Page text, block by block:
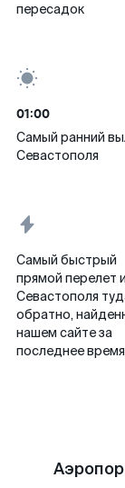
пересадок
01:00
Самый ранний
Севастополя
Самый быстрый
прямой перелет
Севастополя
обратно,
нашем сайте за
последнее время